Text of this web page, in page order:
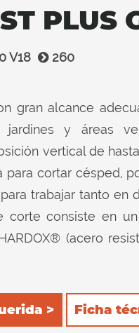
PLUS
V18
260
gran alcance
jardines y áreas
vertical de
para cortar césped,
trabajar tanto en
corte consiste en
(acero
de soporte
reduce a un
para retener
> Ficha